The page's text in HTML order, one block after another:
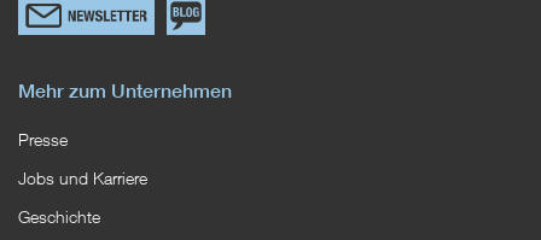
zum
Mehr zum Unternehmen
Presse
Jobs und Karriere
Geschichte